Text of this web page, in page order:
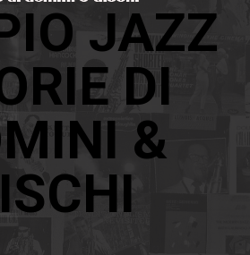
JAZZ
DI
&